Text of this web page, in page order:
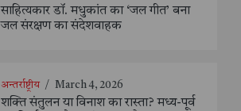
साहित्यकार डॉ. मधुकांत का ‘जल गीत’ बना
जल संरक्षण का संदेशवाहक
अन्तर्राष्ट्रीय / March 4, 2026
शक्ति संतुलन या विनाश का रास्ता? मध्य-पूर्व